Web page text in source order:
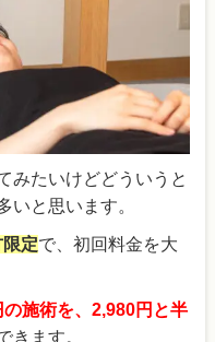
みたいけどどういうと
いと思います。
定で、初回料金を大
の施術を、2,980円と半
きます。